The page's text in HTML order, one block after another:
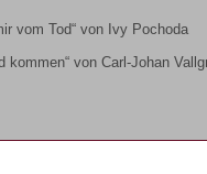
vom Tod“ von Ivy Pochoda
kommen“ von Carl-Johan